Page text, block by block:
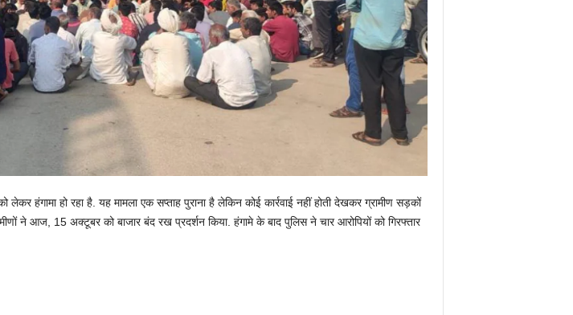
हंगामा हो रहा है. यह मामला एक सप्ताह पुराना है लेकिन कोई कार्रवाई नहीं होती देखकर ग्रामीण सड़कों
ने आज, 15 अक्टूबर को बाजार बंद रख प्रदर्शन किया. हंगामे के बाद पुलिस ने चार आरोपियों को गिरफ्तार